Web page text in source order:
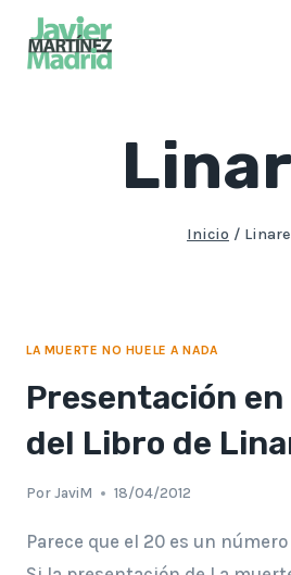
Saltar
Inicio /
LA MUERTE NO HUELE A NADA
Presentación en
del Libro de
Por JaviM 18/04/2012
Parece que el 20 es un